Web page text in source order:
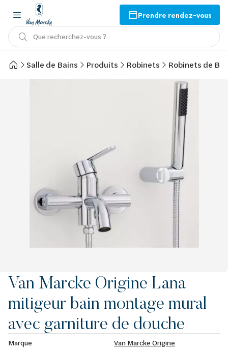
Prendre rendez-vous
Que recherchez-vous ?
Salle de Bains Produits Robinets Robinets de
Van Marcke Origine Lana
mitigeur bain montage mural
avec garniture de douche
Marque
Van Marcke Origine